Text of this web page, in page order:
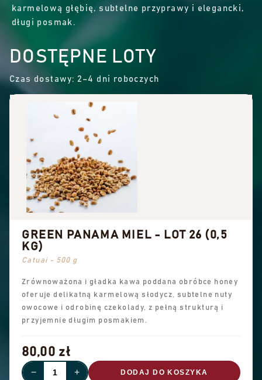
karmelową głębię, subtelne przyprawy i elegancki,
długi posmak.
DOSTĘPNE LOTY
Czas dostawy: 2–4 dni roboczych
GREEN PANAMA MIEL - LOT 26 (0,5
KG)
Catuai - 500 g
Zrównoważona i gładka kawa poddana obróbce honey
oferuje delikatną karmelową słodycz, subtelne nuty
owocowe i odrobinę czekolady, z pełną strukturą i
przyjemnie długim posmakiem.
80,00 zł
− + DODAJ DO KOSZYKA